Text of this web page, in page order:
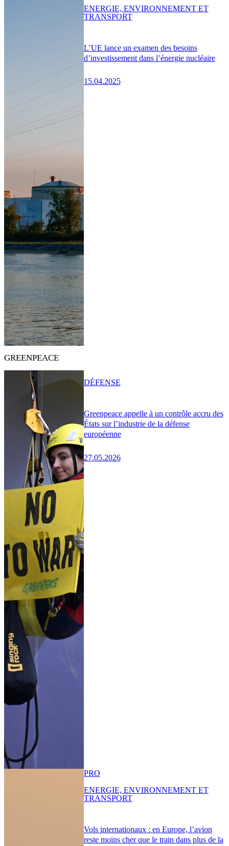
L’UE lance un examen des besoins
d’investissement dans l’énergie nucléaire
15.04.2025
ENERGIE, ENVIRONNEMENT ET
TRANSPORT
GREENPEACE
Greenpeace appelle à un contrôle accru des
États sur l’industrie de la défense
européenne
27.05.2026
DÉFENSE
Vols internationaux : en Europe, l’avion
reste moins cher que le train dans plus de la
PRO
ENERGIE, ENVIRONNEMENT ET
TRANSPORT